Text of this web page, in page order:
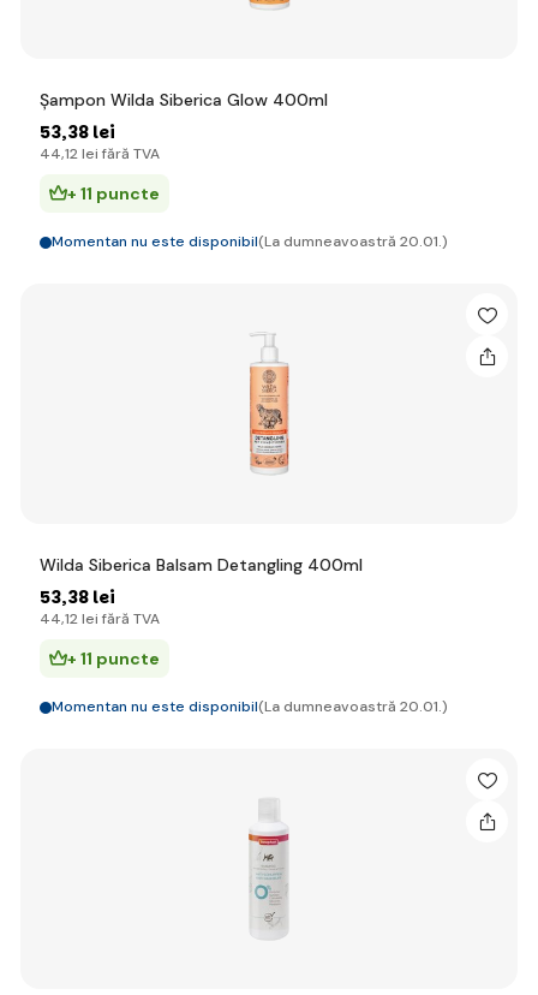
Șampon Wilda Siberica Glow 400ml
53,38 lei
44,12 lei fără TVA
+ 11 puncte
Momentan nu este disponibil(La dumneavoastră 20.01.)
Wilda Siberica Balsam Detangling 400ml
53,38 lei
44,12 lei fără TVA
+ 11 puncte
Momentan nu este disponibil(La dumneavoastră 20.01.)